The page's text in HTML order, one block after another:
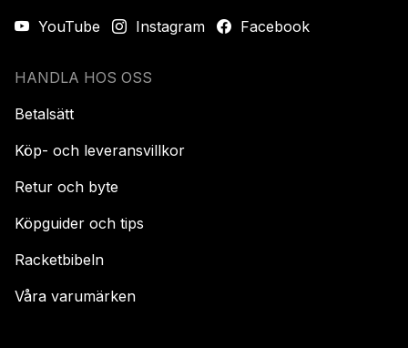
YouTube
Instagram Facebook
HANDLA HOS OSS
Betalsätt
Köp- och leveransvillkor
Retur och byte
Köpguider och tips
Racketbibeln
Våra varumärken